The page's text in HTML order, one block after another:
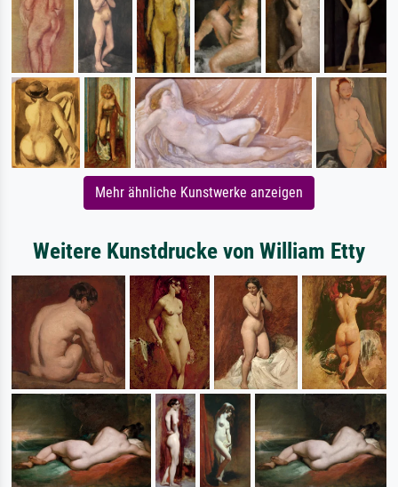
Mehr ähnliche Kunstwerke anzeigen
Weitere Kunstdrucke von William Etty